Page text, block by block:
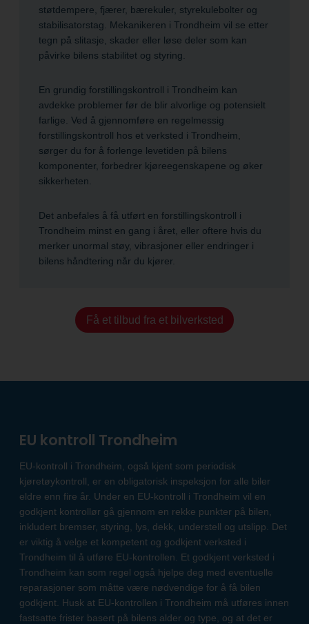
støtdempere, fjærer, bærekuler, styrekulebolter og
stabilisatorstag. Mekanikeren i Trondheim vil se etter
tegn på slitasje, skader eller løse deler som kan
påvirke bilens stabilitet og styring.
En grundig forstillingskontroll i Trondheim kan
avdekke problemer før de blir alvorlige og potensielt
farlige. Ved å gjennomføre en regelmessig
forstillingskontroll hos et verksted i Trondheim,
sørger du for å forlenge levetiden på bilens
komponenter, forbedrer kjøreegenskapene og øker
sikkerheten.
Det anbefales å få utført en forstillingskontroll i
Trondheim minst en gang i året, eller oftere hvis du
merker unormal støy, vibrasjoner eller endringer i
bilens håndtering når du kjører.
Få et tilbud fra et bilverksted
EU kontroll Trondheim
EU-kontroll i Trondheim, også kjent som periodisk
kjøretøykontroll, er en obligatorisk inspeksjon for alle biler
eldre enn fire år. Under en EU-kontroll i Trondheim vil en
godkjent kontrollør gå gjennom en rekke punkter på bilen,
inkludert bremser, styring, lys, dekk, understell og utslipp. Det
er viktig å velge et kompetent og godkjent verksted i
Trondheim til å utføre EU-kontrollen. Et godkjent verksted i
Trondheim kan som regel også hjelpe deg med eventuelle
reparasjoner som måtte være nødvendige for å få bilen
godkjent. Husk at EU-kontrollen i Trondheim må utføres innen
fastsatte frister basert på bilens alder og type, og at det er